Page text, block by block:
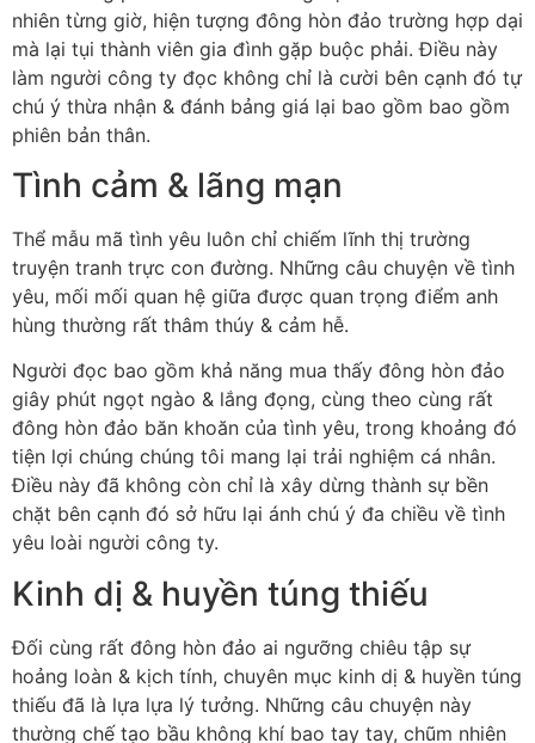
nhiên từng giờ, hiện tượng đông hòn đảo trường hợp dại
mà lại tụi thành viên gia đình gặp buộc phải. Điều này
làm người công ty đọc không chỉ là cười bên cạnh đó tự
chú ý thừa nhận & đánh bảng giá lại bao gồm bao gồm
phiên bản thân.
Tình cảm & lãng mạn
Thể mẫu mã tình yêu luôn chỉ chiếm lĩnh thị trường
truyện tranh trực con đường. Những câu chuyện về tình
yêu, mối mối quan hệ giữa được quan trọng điểm anh
hùng thường rất thâm thúy & cảm hễ.
Người đọc bao gồm khả năng mua thấy đông hòn đảo
giây phút ngọt ngào & lắng đọng, cùng theo cùng rất
đông hòn đảo băn khoăn của tình yêu, trong khoảng đó
tiện lợi chúng chúng tôi mang lại trải nghiệm cá nhân.
Điều này đã không còn chỉ là xây dừng thành sự bền
chặt bên cạnh đó sở hữu lại ánh chú ý đa chiều về tình
yêu loài người công ty.
Kinh dị & huyền túng thiếu
Đối cùng rất đông hòn đảo ai ngưỡng chiêu tập sự
hoảng loàn & kịch tính, chuyên mục kinh dị & huyền túng
thiếu đã là lựa lựa lý tưởng. Những câu chuyện này
thường chế tạo bầu không khí bao tay tay, chũm nhiên